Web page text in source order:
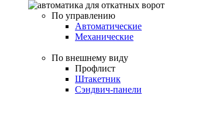
По управлению
Автоматические
Механические
По внешнему виду
Профлист
Штакетник
Сэндвич-панели